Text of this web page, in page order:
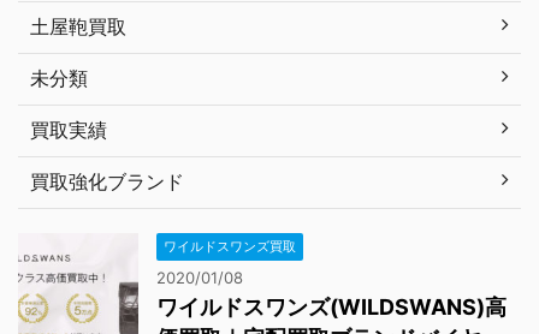
土屋鞄買取
未分類
買取実績
買取強化ブランド
ワイルドスワンズ買取
2020/01/08
ワイルドスワンズ(WILDSWANS)高